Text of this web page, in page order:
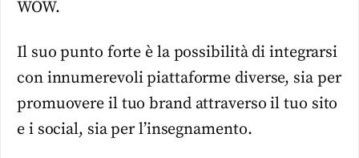
WOW.
Il suo punto forte è la possibilità di integrarsi
con innumerevoli piattaforme diverse, sia per
promuovere il tuo brand attraverso il tuo sito
e i social, sia per l’insegnamento.